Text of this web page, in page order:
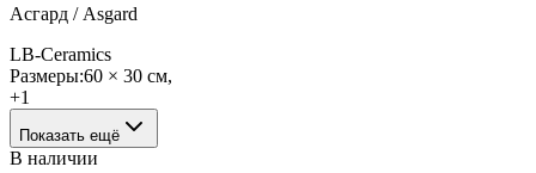
Асгард / Asgard
LB-Ceramics
Размеры:60 × 30 см,
+1
Показать ещё
В наличии